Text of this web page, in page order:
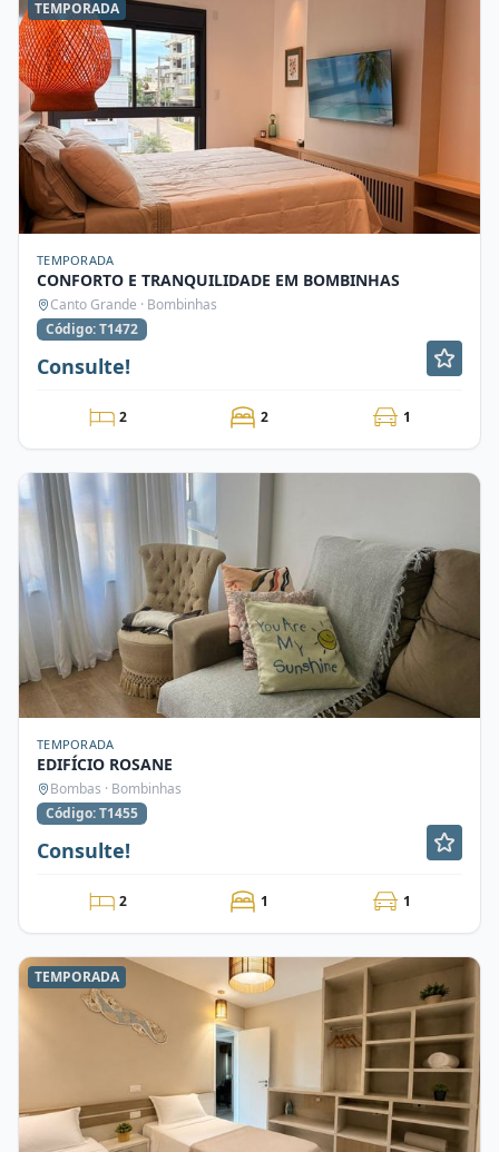
TEMPORADA
TEMPORADA
CONFORTO E TRANQUILIDADE EM BOMBINHAS
Canto Grande · Bombinhas
Código: T1472
Consulte!
2 2 1
TEMPORADA
EDIFÍCIO ROSANE
Bombas · Bombinhas
Código: T1455
Consulte!
2 1 1
TEMPORADA